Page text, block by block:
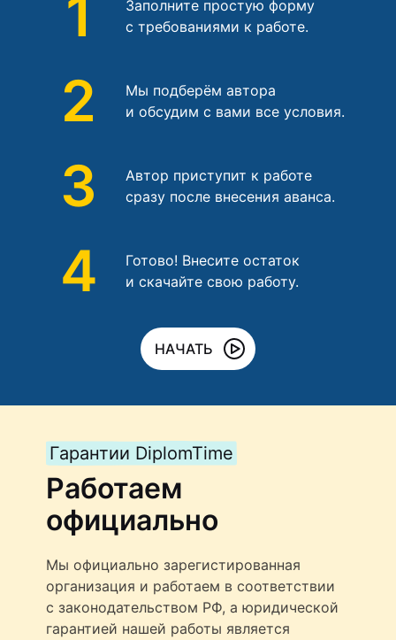
1
Заполните простую форму
с требованиями к работе.
2
Мы подберём автора
и обсудим с вами все условия.
3
Автор приступит к работе
сразу после внесения аванса.
4
Готово! Внесите остаток
и скачайте свою работу.
НАЧАТЬ
Гарантии DiplomTime
Работаем
официально
Мы официально зарегистированная
организация и работаем в соответствии
с законодательством РФ, а юридической
гарантией нашей работы является